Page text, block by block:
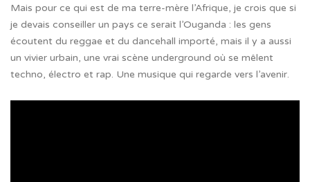
Mais pour ce qui est de ma terre-mère l’Afrique, je crois que si
je devais conseiller un pays ce serait l’Ouganda : les gens
écoutent du reggae et du dancehall importé, mais il y a aussi
un vivier urbain, une vrai scène underground où se mêlent
techno, électro et rap. Une musique qui regarde vers l’avenir.